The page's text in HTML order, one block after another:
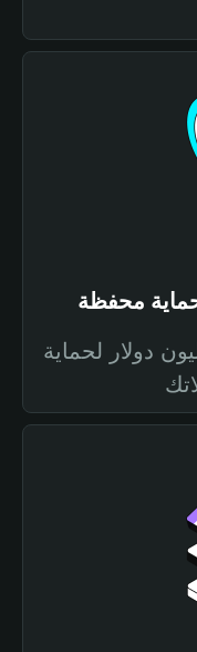
حماية بقيمة 300 مليون دولار لحماية